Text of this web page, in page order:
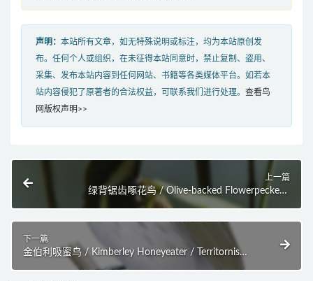
声明： 本站所有文章，如无特殊说明或标注，均为本站原创发
布。任何个人或组织，在未征得本站同意时，禁止复制、盗用、
采集、发布本站内容到任何网站、书籍等各类媒体平台。如若本
站内容侵犯了原著者的合法权益，可联系我们进行处理。 查看鸟
网版权声明>>
上一篇
绿背锯齿啄花鸟 / Olive-backed Flowerpecker /
Prionochilus olivaceus
下一篇
金伯利吸蜜鸟 / Kimberley Honeyeater / Territornis